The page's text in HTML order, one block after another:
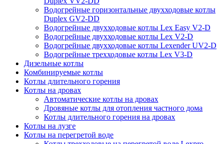
Водогрейные горизонтальные двухходовые котлы
Duplex GV2-DD
Водогрейные двухходовые котлы Lex Easy V2-D
Водогрейные двухходовые котлы Lex V2-D
Водогрейные двухходовые котлы Lexender UV2-D
Водогрейные трехходовые котлы Lex V3-D
Дизельные котлы
Комбинируемые котлы
Котлы длительного горения
Котлы на дровах
Автоматические котлы на дровах
Дровяные котлы для отопления частного дома
Котлы длительного горения на дровах
Котлы на лузге
Котлы на перегретой воде